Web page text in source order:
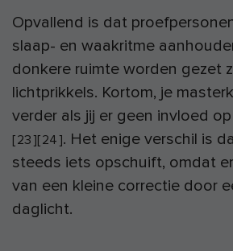
Opvallend is dat
slaap- en waakritme
donkere ruimte worden gezet
lichtprikkels. Kortom, je
verder als jij er geen invloed
[23 ][24 ]. Het enige verschil is
steeds iets opschuift, omdat
van een kleine correctie door
daglicht.